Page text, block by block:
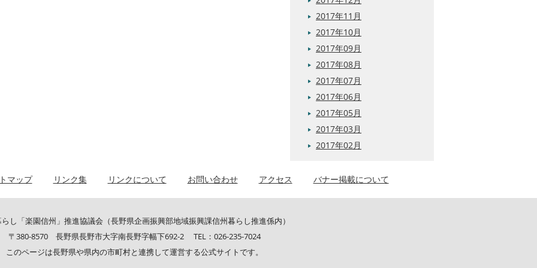
2017年11月
2017年10月
2017年09月
2017年08月
2017年07月
2017年06月
2017年05月
2017年03月
2017年02月
マップ リンク集 リンクについて お問い合わせ アクセス バナー掲載について
し「楽園信州」推進協議会（長野県企画振興部地域振興課信州暮らし推進係内）
〒380-8570 長野県長野市大字南長野字幅下692-2 TEL：026-235-7024
このページは長野県や県内の市町村と連携して運営する公式サイトです。